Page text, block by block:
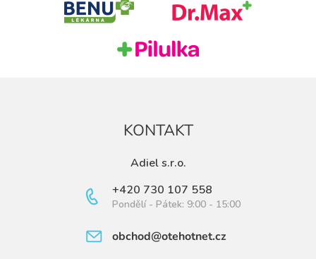
KONTAKT
Adiel s.r.o.
+420 730 107 558
Pondělí - Pátek: 9:00 - 15:00
obchod@otehotnet.cz